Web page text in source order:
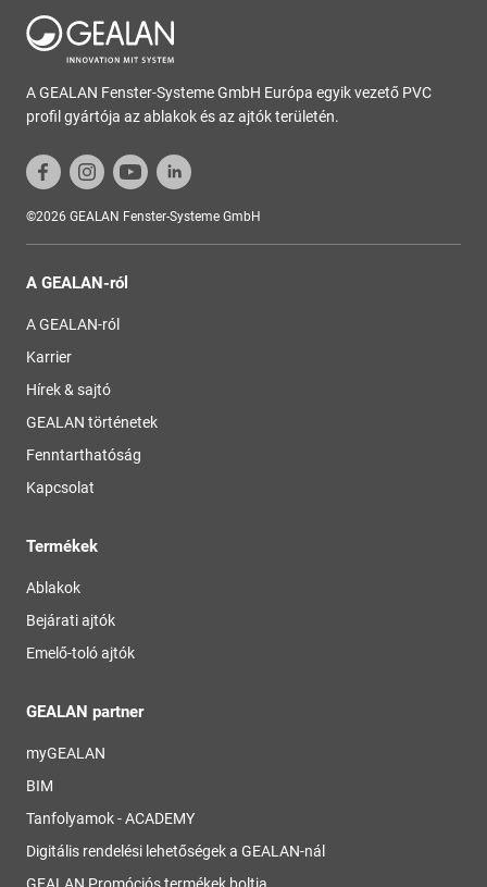
A GEALAN Fenster-Systeme GmbH Európa egyik vezető PVC
profil gyártója az ablakok és az ajtók területén.
©2026 GEALAN Fenster-Systeme GmbH
A GEALAN-ról
A GEALAN-ról
Karrier
Hírek & sajtó
GEALAN történetek
Fenntarthatóság
Kapcsolat
Termékek
Ablakok
Bejárati ajtók
Emelő-toló ajtók
GEALAN partner
myGEALAN
BIM
Tanfolyamok - ACADEMY
Digitális rendelési lehetőségek a GEALAN-nál
GEALAN Promóciós termékek boltja